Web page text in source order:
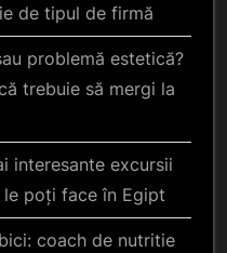
de tipul de firmă
problemă estetică?
trebuie să mergi la
interesante excursii
le poți face în Egipt
coach de nutritie